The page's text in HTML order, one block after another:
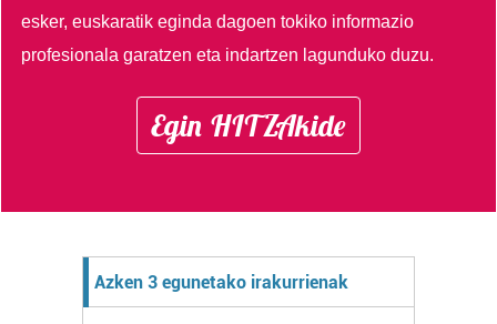
esker, euskaratik eginda dagoen tokiko informazio
profesionala garatzen eta indartzen lagunduko duzu.
Egin HITZAkide
Azken 3 egunetako irakurrienak